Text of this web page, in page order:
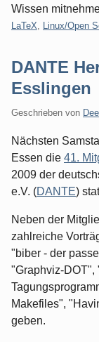
Wissen
Kategorien:
LaTeX, Linux/Open
DANTE
Esslingen
Geschrieben von Dee
Nächsten
Essen die 41.
2009 der
e.V. (DANTE)
Neben der
zahlreiche
"biber - der
"Graphviz-
Makefiles",
geben.